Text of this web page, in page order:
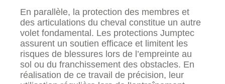
En parallèle, la protection des membres et
des articulations du cheval constitue un autre
volet fondamental. Les protections Jumptec
assurent un soutien efficace et limitent les
risques de blessures lors de l’empreinte au
sol ou du franchissement des obstacles. En
réalisation de ce travail de précision, leur